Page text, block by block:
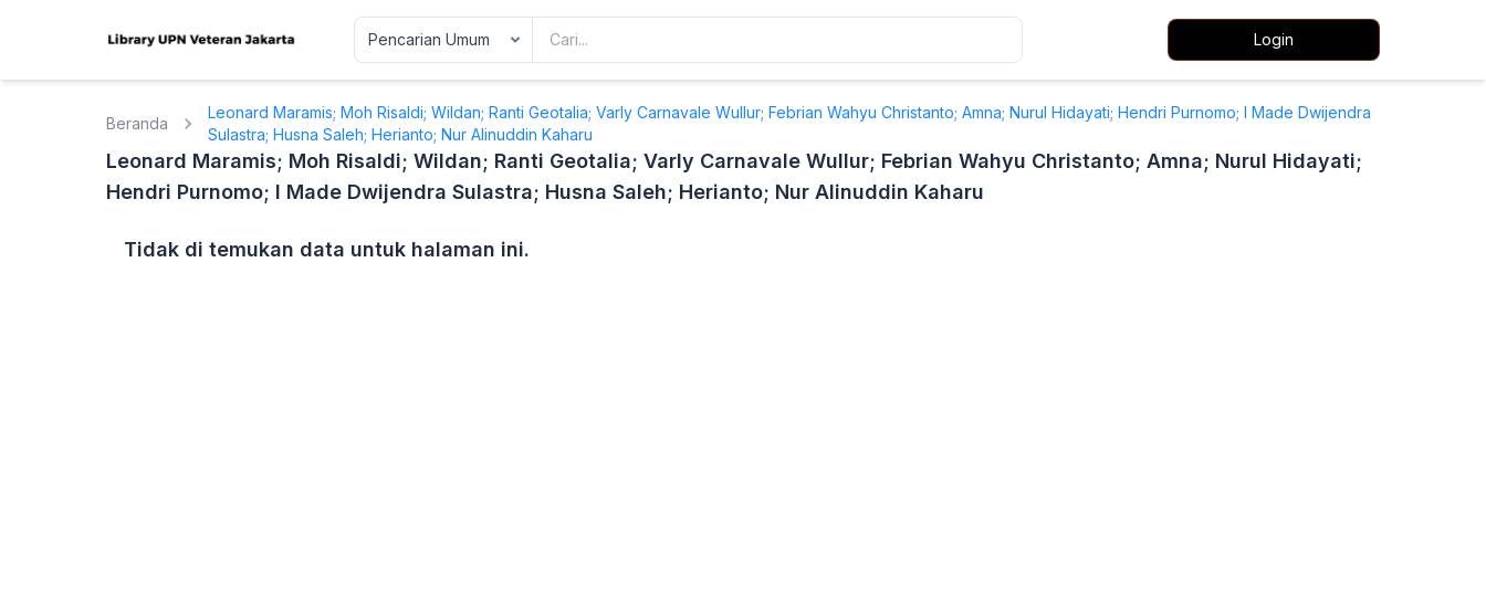
Login
Beranda
Leonard Maramis; Moh Risaldi; Wildan; Ranti Geotalia; Varly Carnavale Wullur; Febrian Wahyu Christanto; Amna; Nurul Hidayati; Hendri Purnomo; I Made Dwijendra
Sulastra; Husna Saleh; Herianto; Nur Alinuddin Kaharu
Leonard Maramis; Moh Risaldi; Wildan; Ranti Geotalia; Varly Carnavale Wullur; Febrian Wahyu Christanto; Amna; Nurul Hidayati;
Hendri Purnomo; I Made Dwijendra Sulastra; Husna Saleh; Herianto; Nur Alinuddin Kaharu
Tidak di temukan data untuk halaman ini.